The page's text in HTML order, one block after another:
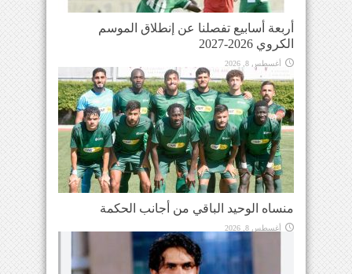
أربعة أسابيع تفصلنا عن إنطلاق الموسم
الكروي 2026-2027
أغسطس 8, 2026
منساه الوحيد الباقي من أجانب الحكمة
أغسطس 8, 2026